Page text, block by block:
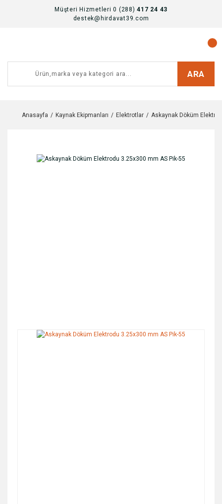
Müşteri Hizmetleri 0 (288)417 24 43
destek@hirdavat39.com
ARA
Anasayfa Kaynak Ekipmanları Elektrotlar Askaynak Döküm